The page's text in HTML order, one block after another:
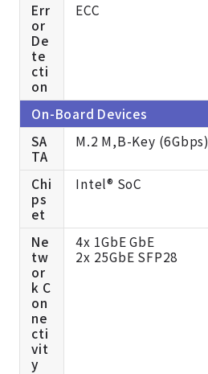
Err
or
De
te
cti
on
ECC
On-Board Devices
SA
TA
M.2 M,B-Key (6Gbps)
Chi
ps
et
Intel® SoC
Ne
tw
or
k C
on
ne
cti
vit
y
4x 1GbE GbE
2x 25GbE SFP28